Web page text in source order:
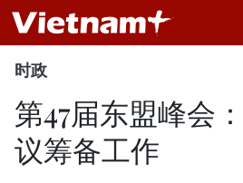
时政
第47届东盟峰会
议筹备工作